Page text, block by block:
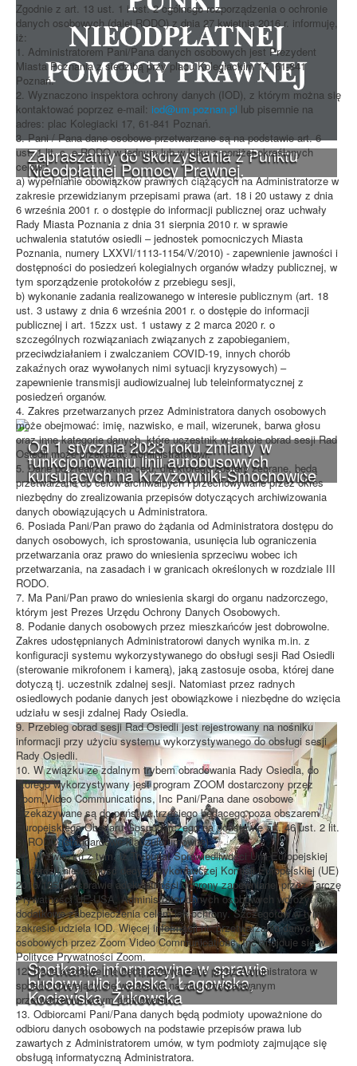
Zapraszamy do skorzystania z Punktu
Nieodpłatnej Pomocy Prawnej.
Od 1 stycznia 2023 roku zmiany w
funkcjonowaniu linii autobusowych
kursujących na Krzyżowniki-Smochowice
Spotkanie informacyjne w sprawie
budowy ulic Łebska, Łagowska,
Kociewska, Żukowska
Zgodnie z art. 13 ust. 1 i ust. 2 ogólnego rozporządzenia o ochronie
danych osobowych (dalej RODO) z dnia 27 kwietnia 2016 r. informuję,
iż:
1. Administratorem Pani/Pana danych osobowych jest Prezydent
Miasta Poznania z siedzibą przy placu Kolegiackim 17, 61-841
Poznań.
2. Wyznaczono inspektora ochrony danych (IOD), z którym można się
kontaktować poprzez e-mail: iod@um.poznan.pl lub pisemnie na
adres: plac Kolegiacki 17, 61-841 Poznań.
3. Pani / Pana dane osobowe przetwarzane są na podstawie art. 6
ust. 1 lit, c, e RODO w jednym lub w kilku z poniżej określonych
celów:
a) wypełnianie obowiązków prawnych ciążących na Administratorze w
zakresie przewidzianym przepisami prawa (art. 18 i 20 ustawy z dnia
6 września 2001 r. o dostępie do informacji publicznej oraz uchwały
Rady Miasta Poznania z dnia 31 sierpnia 2010 r. w sprawie
uchwalenia statutów osiedli – jednostek pomocniczych Miasta
Poznania, numery LXXVI/1113-1154/V/2010) - zapewnienie jawności i
dostępności do posiedzeń kolegialnych organów władzy publicznej, w
tym sporządzenie protokołów z przebiegu sesji,
b) wykonanie zadania realizowanego w interesie publicznym (art. 18
ust. 3 ustawy z dnia 6 września 2001 r. o dostępie do informacji
publicznej i art. 15zzx ust. 1 ustawy z 2 marca 2020 r. o
szczególnych rozwiązaniach związanych z zapobieganiem,
przeciwdziałaniem i zwalczaniem COVID-19, innych chorób
zakaźnych oraz wywołanych nimi sytuacji kryzysowych) –
zapewnienie transmisji audiowizualnej lub teleinformatycznej z
posiedzeń organów.
4. Zakres przetwarzanych przez Administratora danych osobowych
może obejmować: imię, nazwisko, e mail, wizerunek, barwa głosu
oraz inne kategorie danych, które uczestnik w trakcie obrad sesji Rad
Osiedli może przekazać Administratorowi.
5. Dane po zrealizowaniu celu, dla którego zostały zebrane, będą
przetwarzane do celów archiwalnych i przechowywane przez okres
niezbędny do zrealizowania przepisów dotyczących archiwizowania
danych obowiązujących u Administratora.
6. Posiada Pani/Pan prawo do żądania od Administratora dostępu do
danych osobowych, ich sprostowania, usunięcia lub ograniczenia
przetwarzania oraz prawo do wniesienia sprzeciwu wobec ich
przetwarzania, na zasadach i w granicach określonych w rozdziale III
RODO.
7. Ma Pani/Pan prawo do wniesienia skargi do organu nadzorczego,
którym jest Prezes Urzędu Ochrony Danych Osobowych.
8. Podanie danych osobowych przez mieszkańców jest dobrowolne.
Zakres udostępnianych Administratorowi danych wynika m.in. z
konfiguracji systemu wykorzystywanego do obsługi sesji Rad Osiedli
(sterowanie mikrofonem i kamerą), jaką zastosuje osoba, której dane
dotyczą tj. uczestnik zdalnej sesji. Natomiast przez radnych
osiedlowych podanie danych jest obowiązkowe i niezbędne do wzięcia
udziału w sesji zdalnej Rady Osiedla.
9. Przebieg obrad sesji Rad Osiedli jest rejestrowany na nośniku
informacji przy użyciu systemu wykorzystywanego do obsługi sesji
Rady Osiedli.
10. W związku ze zdalnym trybem obradowania Rady Osiedla, do
którego wykorzystywany jest program ZOOM dostarczony przez
Zoom Video Communications, Inc Pani/Pana dane osobowe
przekazywane są do państwa trzeciego będącego poza obszarem
Europejskiego Obszaru Gospodarczego na podstawie art. 46 ust. 2 lit.
c) RODO (standardowe klauzule umowne).
11. W związku z tym, iż Trybunał Sprawiedliwości Unii Europejskiej
stwierdził nieważność decyzji wykonawczej Komisji Europejskiej (UE)
2016/1250 w sprawie adekwatności ochrony zapewnianej przez Tarczę
Prywatności UE-USA, Administrator danych osobowych wdrożył
dodatkowe zabezpieczenia celem ich ochrony. Szczegółów w tym
zakresie udziela IOD. Więcej informacji nt. przetwarzania danych
osobowych przez Zoom Video Communications, Inc znajduje się w
Polityce Prywatności Zoom.
12. Dane osobowe nie będą przetwarzane przez Administratora w
sposób opierający się wyłącznie na zautomatyzowanym
przetwarzaniu, w tym profilowaniu.
13. Odbiorcami Pani/Pana danych będą podmioty upoważnione do
odbioru danych osobowych na podstawie przepisów prawa lub
zawartych z Administratorem umów, w tym podmioty zajmujące się
obsługą informatyczną Administratora.